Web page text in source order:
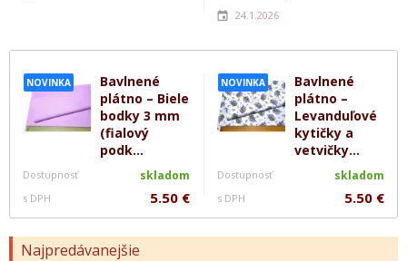
NOVINKA
Bavlnené
plátno – Biele
bodky 3 mm
(fialový
podk...
Dostupnosť skladom
s DPH 5.50 €
NOVINKA
Bavlnené
plátno –
Levanduľové
kytičky a
vetvičky...
Dostupnosť skladom
s DPH 5.50 €
Najpredávanejšie
24.1.2026